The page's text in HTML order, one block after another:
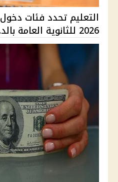
التعليم تحدد فئات دخول
2026 للثانوية العامة بالد...